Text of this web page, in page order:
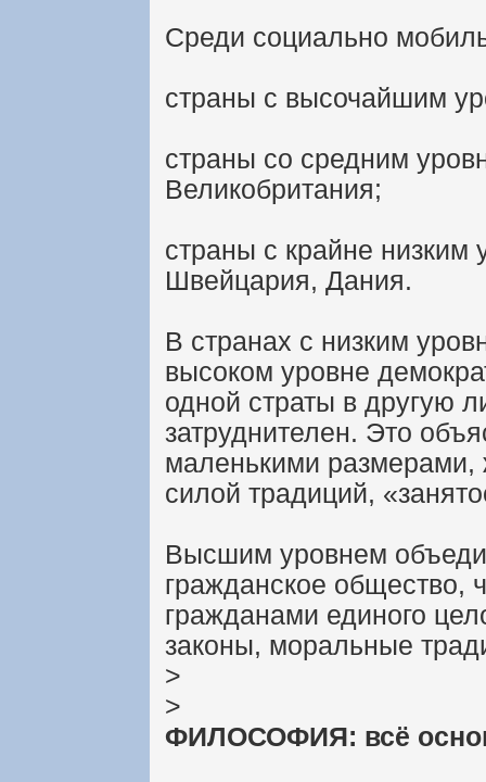
Среди социально
страны с высочайшим
страны со средним
Великобритания;
страны с крайне
Швейцария, Дания.
В странах с низким
высоком уровне
одной страты в другую
затруднителен. Это
маленькими размерами,
силой традиций,
Высшим уровнем
гражданское общество,
гражданами единого
законы, моральные
>
>
ФИЛОСОФИЯ: всё